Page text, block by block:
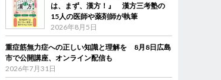
は、まず、漢方！』 漢方三考塾の
15人の医師や薬剤師が執筆
2026年8月5日
重症筋無力症への正しい知識と理解を 8月8日広島
市で公開講座、オンライン配信も
2026年7月31日